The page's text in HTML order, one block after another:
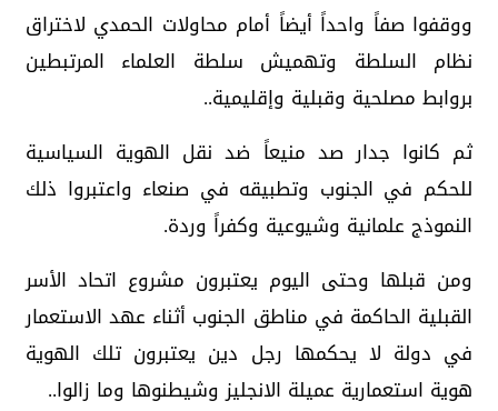
ووقفوا صفاً واحداً أيضاً أمام محاولات الحمدي لاختراق
نظام السلطة وتهميش سلطة العلماء المرتبطين
بروابط مصلحية وقبلية وإقليمية..
ثم كانوا جدار صد منيعاً ضد نقل الهوية السياسية
للحكم في الجنوب وتطبيقه في صنعاء واعتبروا ذلك
النموذج علمانية وشيوعية وكفراً وردة.
ومن قبلها وحتى اليوم يعتبرون مشروع اتحاد الأسر
القبلية الحاكمة في مناطق الجنوب أثناء عهد الاستعمار
في دولة لا يحكمها رجل دين يعتبرون تلك الهوية
هوية استعمارية عميلة الانجليز وشيطنوها وما زالوا..